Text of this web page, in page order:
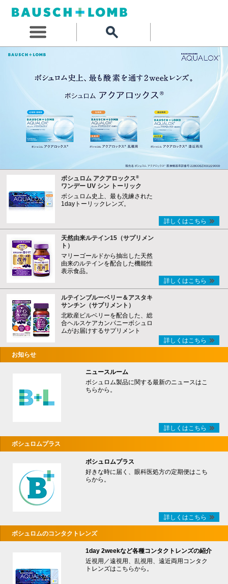
ボシュロム アクアロックス®
ワンデー UV シン トーリック
ボシュロム史上、最も洗練された
1dayトーリックレンズ。
詳しくはこちら
天然由来ルテイン15（サプリメン
ト）
マリーゴールドから抽出した天然
由来のルテインを配合した機能性
表示食品。
詳しくはこちら
ルテインブルーベリー＆アスタキ
サンチン（サプリメント）
北欧産ビルベリーを配合した、総
合ヘルスケアカンパニーボシュロ
ムがお届けするサプリメント
詳しくはこちら
お知らせ
ニュースルーム
ボシュロム製品に関する最新のニュースはこ
ちらから。
詳しくはこちら
ボシュロムプラス
ボシュロムプラス
好きな時に届く、眼科医処方の定期便はこち
らから。
詳しくはこちら
ボシュロムのコンタクトレンズ
1day 2weekなど各種コンタクトレンズの紹介
近視用／遠視用、乱視用、遠近両用コンタク
トレンズはこちらから。